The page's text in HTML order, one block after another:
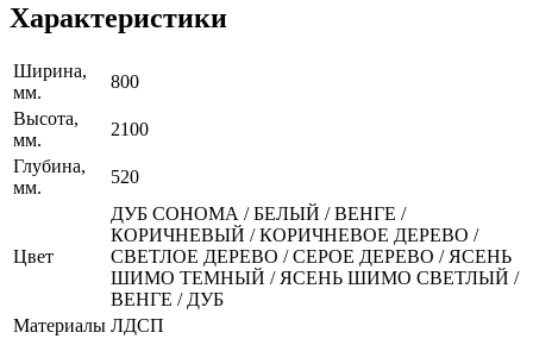
Характеристики
Ширина,
мм.
800
Высота,
мм.
2100
Глубина,
мм.
520
Цвет
ДУБ СОНОМА / БЕЛЫЙ / ВЕНГЕ /
КОРИЧНЕВЫЙ / КОРИЧНЕВОЕ ДЕРЕВО /
СВЕТЛОЕ ДЕРЕВО / СЕРОЕ ДЕРЕВО / ЯСЕНЬ
ШИМО ТЕМНЫЙ / ЯСЕНЬ ШИМО СВЕТЛЫЙ /
ВЕНГЕ / ДУБ
Материалы ЛДСП